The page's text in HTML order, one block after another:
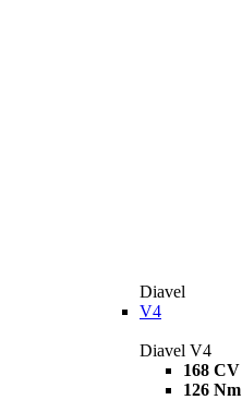
Diavel
V4
Diavel V4
168 CV
126 Nm